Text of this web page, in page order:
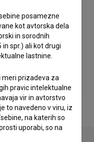
posamezne
kot avtorska dela
in sorodnih
in spr.) ali kot drugi
lastnine.
meri prizadeva za
pravic intelektualne
vir in avtorstvo
to navedeno v viru, iz
na katerih so
uporabi, so na